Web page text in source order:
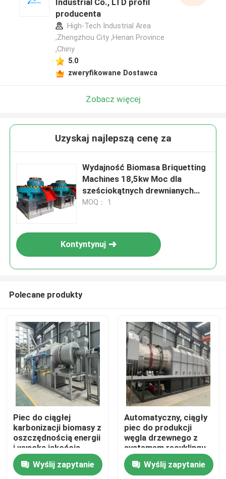
Dom
Produkty
Pokaz VR
Industrial Co., LTD profil
producenta
High-Tech Industrial Area
,Zhengzhou City ,Henan Province
,Chiny
5.0
zweryfikowane Dostawca
Zobacz więcej
Uzyskaj najlepszą cenę za
Wydajność Biomasa Briquetting
Machines 18,5kw Moc dla
sześciokątnych drewnianych
bryketów
MOQ： 1
Kontyntynuj
Polecane produkty
Piec do ciągłej
karbonizacji biomasy z
oszczędnością energii
i wysoką jakością
karbonizacji
Wyślij zapytanie
Automatyczny, ciągły
piec do produkcji
węgla drzewnego z
systemem recyklingu
gazu
Wyślij zapytanie